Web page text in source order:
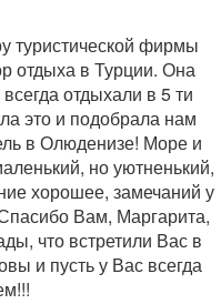
туристической фирмы
отдыха в Турции. Она
отдыхали в 5 ти
это и подобрала нам
в Олюденизе! Море и
но уютненький,
хорошее, замечаний у
Вам, Маргарита,
что встретили Вас в
и пусть у Вас всегда